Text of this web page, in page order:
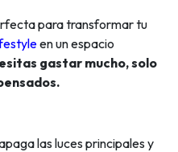
para transformar tu
en un espacio
gastar mucho, solo
las luces principales y